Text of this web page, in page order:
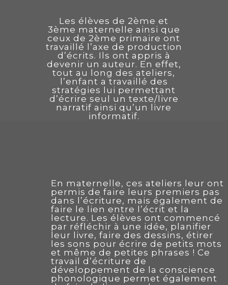
Les élèves de 2ème et
3ème maternelle ainsi que
ceux de 2ème primaire ont
travaillé l’axe de production
d’écrits. Ils ont appris à
devenir un auteur. En effet,
tout au long des ateliers,
l’enfant a travaillé des
stratégies lui permettant
d’écrire seul un texte/livre
narratif ainsi qu’un livre
informatif.
En maternelle, ces ateliers leur ont
permis de faire leurs premiers pas
dans l’écriture, mais également de
faire le lien entre l’écrit et la
lecture. Les élèves ont commencé
par réfléchir à une idée, planifier
leur livre, faire des dessins, étirer
les sons pour écrire de petits mots
et même de petites phrases ! Ce
travail d’écriture de
développement de la conscience
phonologique permet également